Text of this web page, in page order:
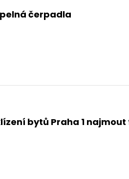
čerpadla
bytů Praha 1